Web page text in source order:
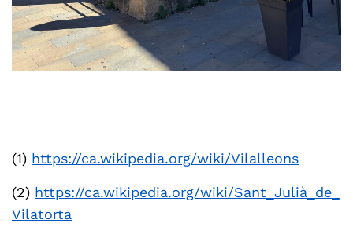
(1) https://ca.wikipedia.org/wiki/Vilalleons
(2) https://ca.wikipedia.org/wiki/Sant_Julià_de_
Vilatorta